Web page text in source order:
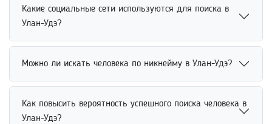
Поиск людей за границей возможен через
международные базы данных, социальные сети и
результата рекомендуется указать дополнительные
сведения о человеке. Это помогает быстрее находить
Какие социальные сети используются для поиска в
Улан-Удэ?
Социальные сети для поиска людей включают
открытые данные о себе. Система может анализировать
профили, фотографии, места учебы и работы. Это
помогает быстрее находить нужных людей и уточнять
Можно ли искать человека по никнейму в Улан-Удэ?
Поиск человека по никнейму возможен через
социальные сети, форумы, игровые платформы и
Как повысить вероятность успешного поиска человека в
Улан-Удэ?